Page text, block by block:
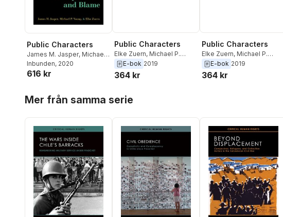
Public Characters
James M. Jasper, Michael
P. Young,Elke Zuern
Inbunden, 2020
616 kr
Public Characters
Elke Zuern, Michael P.
Young,James M. Jasper
E-bok 2019
364 kr
Public Characters
Elke Zuern, Michael P.
Young,James M. Jasper
E-bok 2019
364 kr
Mer från samma serie